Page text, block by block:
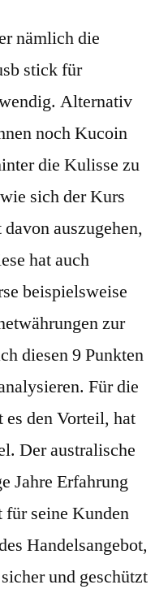
nämlich die
stick für
Alternativ
noch Kucoin
die Kulisse zu
sich der Kurs
auszugehen,
hat auch
beispielsweise
zur
diesen 9 Punkten
Für die
es den Vorteil, hat
Der australische
Jahre Erfahrung
seine Kunden
Handelsangebot,
und geschützt